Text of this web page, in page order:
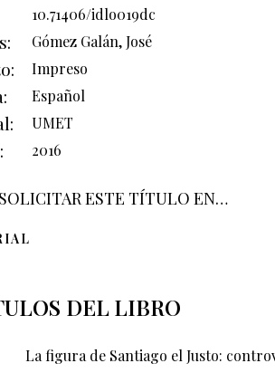
10.71406/idlo019dc
Gómez Galán, José
Impreso
Español
UMET
2016
ESTE TÍTULO EN…
DEL LIBRO
La figura de Santiago el Justo: